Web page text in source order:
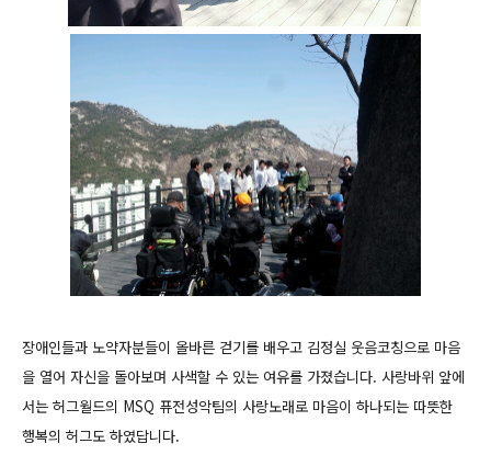
장애인들과 노약자분들이 올바른 걷기를 배우고 김정실 웃음코칭으로 마음
을 열어 자신을 돌아보며 사색할 수 있는 여유를 가졌습니다. 사랑바위 앞에
서는 허그월드의 MSQ 퓨전성악팀의 사랑노래로 마음이 하나되는 따뜻한
행복의 허그도 하였답니다.